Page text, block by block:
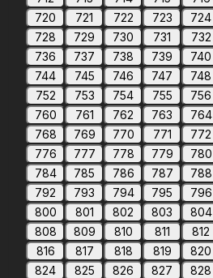
720
721 722 723 724
728
729 730 731 732
736
737 738 739 740
744
745 746 747 748
752
753 754 755 756
760
761 762 763 764
768
769 770 771 772
776
777 778 779 780
784
785 786 787 788
792
793 794 795 796
800
801 802 803 804
808
809 810 811 812
816
817 818 819 820
824
825 826 827 828